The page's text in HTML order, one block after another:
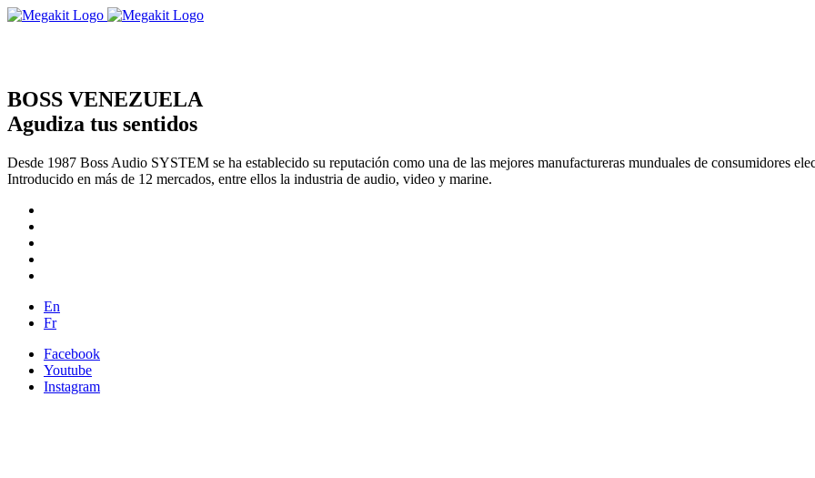
BOSS VENEZUELA
Agudiza tus sentidos
Desde 1987 Boss Audio SYSTEM se ha establecido su reputación como una de las mejores manufactureras munduales de consumidores
Introducido en más de 12 mercados, entre ellos la industria de audio, video y marine.
En
Fr
Facebook
Youtube
Instagram